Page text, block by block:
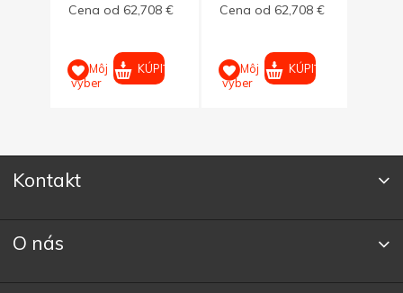
Cena od 62,708 €
Môj
výber
KÚPIŤ
Cena od 62,708 €
Môj
výber
KÚPIŤ
Kontakt
O nás